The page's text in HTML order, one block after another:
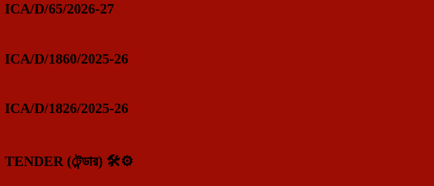
ICA/D/65/2026-27
ICA/D/1860/2025-26
ICA/D/1826/2025-26
TENDER (টেন্ডার) 🛠️⚙️